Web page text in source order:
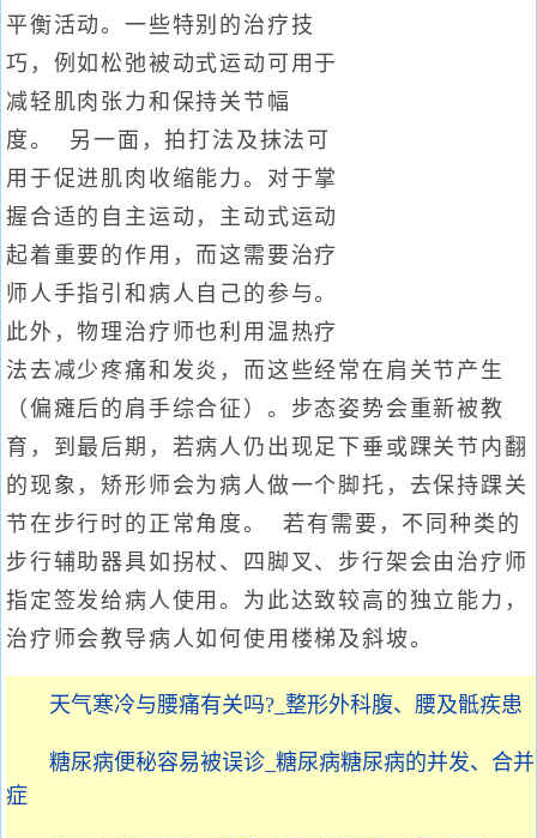
平衡活动。一些特别的治疗技
巧，例如松弛被动式运动可用于
减轻肌肉张力和保持关节幅
度。 另一面，拍打法及抹法可
用于促进肌肉收缩能力。对于掌
握合适的自主运动，主动式运动
起着重要的作用，而这需要治疗
师人手指引和病人自己的参与。
此外，物理治疗师也利用温热疗
法去减少疼痛和发炎，而这些经常在肩关节产生
（偏瘫后的肩手综合征）。步态姿势会重新被教
育，到最后期，若病人仍出现足下垂或踝关节内翻
的现象，矫形师会为病人做一个脚托，去保持踝关
节在步行时的正常角度。 若有需要，不同种类的
步行辅助器具如拐杖、四脚叉、步行架会由治疗师
指定签发给病人使用。为此达致较高的独立能力，
治疗师会教导病人如何使用楼梯及斜坡。
天气寒冷与腰痛有关吗?_整形外科腹、腰及骶疾患
糖尿病便秘容易被误诊_糖尿病糖尿病的并发、合并
症